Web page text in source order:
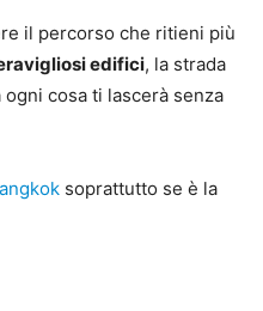
il percorso che ritieni più
edifici, la strada
cosa ti lascerà senza
soprattutto se è la